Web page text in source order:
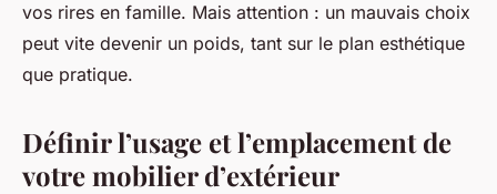
vos rires en famille. Mais attention : un mauvais choix
peut vite devenir un poids, tant sur le plan esthétique
que pratique.
Définir l’usage et l’emplacement de
votre mobilier d’extérieur